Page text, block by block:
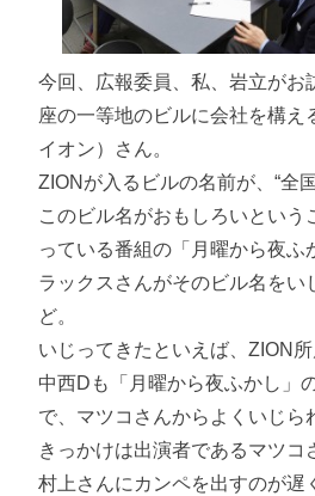
今回、広報委員、私、岩立がお
座の一等地のビルに会社を構え
イオン）さん。
ZIONが入るビルの名前が、“全
このビル名がおもしろいという
っている番組の「月曜から夜ふ
ラックスさんがそのビル名をい
ど。
いじってきたといえば、ZION所
中西Dも「月曜から夜ふかし」
で、マツコさんからよくいじら
きっかけは出演者であるマツコ
村上さんにカンペを出すのが遅